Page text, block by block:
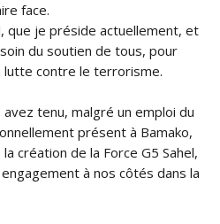
face.
que je préside actuellement, et
du soutien de tous, pour
lutte contre le terrorisme.
tenu, malgré un emploi du
présent à Bamako,
création de la Force G5 Sahel,
à nos côtés dans la